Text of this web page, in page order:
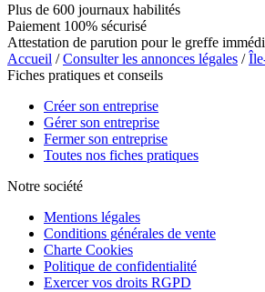
Plus de 600 journaux habilités
Paiement 100% sécurisé
Attestation de parution pour le greffe
Accueil /Consulter les annonces légales /
Fiches pratiques et conseils
Créer son entreprise
Gérer son entreprise
Fermer son entreprise
Toutes nos fiches pratiques
Notre société
Mentions légales
Conditions générales de vente
Charte Cookies
Politique de confidentialité
Exercer vos droits RGPD